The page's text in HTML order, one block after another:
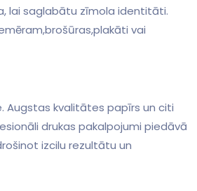
lai saglabātu zīmola identitāti.
⁣vai
Augstas kvalitātes papīrs un citi
‍drukas pakalpojumi piedāvā
izcilu rezultātu un